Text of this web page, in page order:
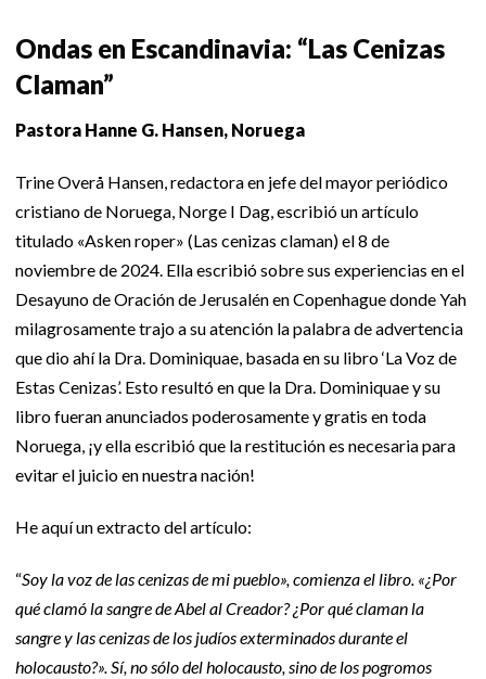
Ondas en Escandinavia: “Las Cenizas
Claman”
Pastora Hanne G. Hansen, Noruega
Trine Overå Hansen, redactora en jefe del mayor periódico
cristiano de Noruega, Norge I Dag, escribió un artículo
titulado «Asken roper» (Las cenizas claman) el 8 de
noviembre de 2024. Ella escribió sobre sus experiencias en el
Desayuno de Oración de Jerusalén en Copenhague donde Yah
milagrosamente trajo a su atención la palabra de advertencia
que dio ahí la Dra. Dominiquae, basada en su libro ‘La Voz de
Estas Cenizas’. Esto resultó en que la Dra. Dominiquae y su
libro fueran anunciados poderosamente y gratis en toda
Noruega, ¡y ella escribió que la restitución es necesaria para
evitar el juicio en nuestra nación!
He aquí un extracto del artículo:
“Soy la voz de las cenizas de mi pueblo», comienza el libro. «¿Por
qué clamó la sangre de Abel al Creador? ¿Por qué claman la
sangre y las cenizas de los judíos exterminados durante el
holocausto?». Sí, no sólo del holocausto, sino de los pogromos